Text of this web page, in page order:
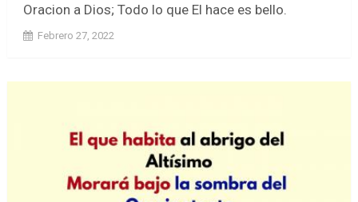
Oracion a Dios; Todo lo que El hace es bello.
Febrero 27, 2022